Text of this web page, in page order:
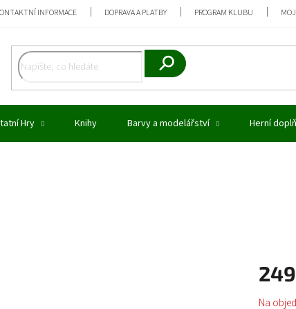
INFORMACE DOPRAVA A PLATBY PROGRAM KLUBU
Hry Knihy Barvy a modelářství Herní
Měrná
Na